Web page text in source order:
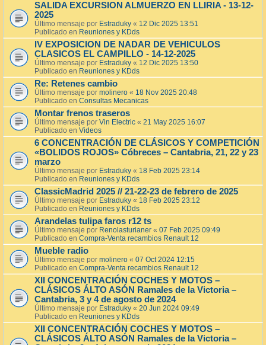
SALIDA EXCURSION ALMUERZO EN LLIRIA - 13-12-
2025
Último mensaje por Estraduky « 12 Dic 2025 13:51
Publicado en Reuniones y KDds
IV EXPOSICION DE NADAR DE VEHICULOS
CLASICOS EL CAMPILLO - 14-12-2025
Último mensaje por Estraduky « 12 Dic 2025 13:50
Publicado en Reuniones y KDds
Re: Retenes cambio
Último mensaje por molinero « 18 Nov 2025 20:48
Publicado en Consultas Mecanicas
Montar frenos traseros
Último mensaje por Vin Electric « 21 May 2025 16:07
Publicado en Videos
6 CONCENTRACIÓN DE CLÁSICOS Y COMPETICIÓN
«BOLIDOS ROJOS» Cóbreces – Cantabria, 21, 22 y 23
marzo
Último mensaje por Estraduky « 18 Feb 2025 23:14
Publicado en Reuniones y KDds
ClassicMadrid 2025 // 21-22-23 de febrero de 2025
Último mensaje por Estraduky « 18 Feb 2025 23:12
Publicado en Reuniones y KDds
Arandelas tulipa faros r12 ts
Último mensaje por Renolasturianer « 07 Feb 2025 09:49
Publicado en Compra-Venta recambios Renault 12
Mueble radio
Último mensaje por molinero « 07 Oct 2024 12:15
Publicado en Compra-Venta recambios Renault 12
XII CONCENTRACIÓN COCHES Y MOTOS –
CLÁSICOS ÁLTO ASÓN Ramales de la Victoria –
Cantabria, 3 y 4 de agosto de 2024
Último mensaje por Estraduky « 20 Jun 2024 09:49
Publicado en Reuniones y KDds
XII CONCENTRACIÓN COCHES Y MOTOS –
CLÁSICOS ÁLTO ASÓN Ramales de la Victoria –